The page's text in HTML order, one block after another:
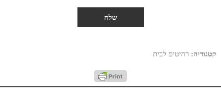
קטגוריה: רהיטים לבית